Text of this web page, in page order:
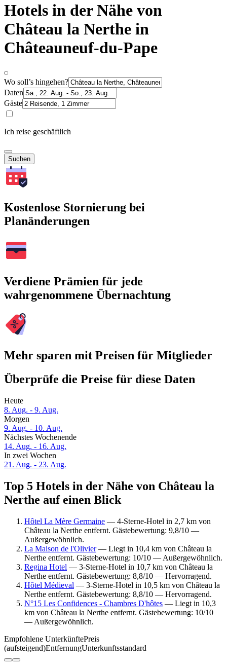
Hotels in der Nähe von
Château la Nerthe in
Châteauneuf-du-Pape
Wo soll’s hingehen?
Daten
Gäste
Ich reise geschäftlich
Suchen
Kostenlose Stornierung bei
Planänderungen
Verdiene Prämien für jede
wahrgenommene Übernachtung
Mehr sparen mit Preisen für Mitglieder
Überprüfe die Preise für diese Daten
Heute
8. Aug. - 9. Aug.
Morgen
9. Aug. - 10. Aug.
Nächstes Wochenende
14. Aug. - 16. Aug.
In zwei Wochen
21. Aug. - 23. Aug.
Top 5 Hotels in der Nähe von Château la
Nerthe auf einen Blick
Hôtel La Mère Germaine — 4-Sterne-Hotel in 2,7 km von
Château la Nerthe entfernt. Gästebewertung: 9,8/10 —
Außergewöhnlich.
La Maison de l'Olivier— Liegt in 10,4 km von Château la
Nerthe entfernt. Gästebewertung: 10/10 — Außergewöhnlich.
Regina Hotel — 3-Sterne-Hotel in 10,7 km von Château la
Nerthe entfernt. Gästebewertung: 8,8/10 — Hervorragend.
Hôtel Médieval — 3-Sterne-Hotel in 10,5 km von Château la
Nerthe entfernt. Gästebewertung: 8,8/10 — Hervorragend.
N°15 Les Confidences - Chambres D'hôtes — Liegt in 10,3
km von Château la Nerthe entfernt. Gästebewertung: 10/10
— Außergewöhnlich.
Empfohlene UnterkünftePreis
(aufsteigend)EntfernungUnterkunftsstandard